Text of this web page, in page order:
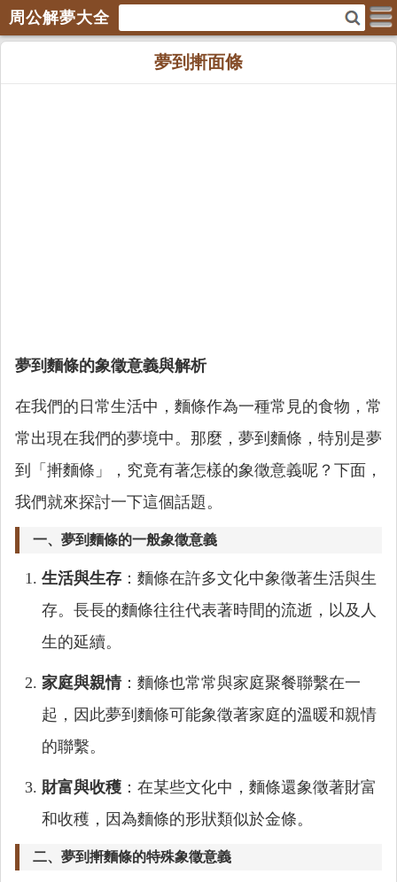
周公解夢大全
夢到搟面條
夢到麵條的象徵意義與解析
在我們的日常生活中，麵條作為一種常見的食物，常
常出現在我們的夢境中。那麼，夢到麵條，特別是夢
到「搟麵條」，究竟有著怎樣的象徵意義呢？下面，
我們就來探討一下這個話題。
一、夢到麵條的一般象徵意義
生活與生存 ：麵條在許多文化中象徵著生活與生
存。長長的麵條往往代表著時間的流逝，以及人
生的延續。
家庭與親情：麵條也常常與家庭聚餐聯繫在一
起，因此夢到麵條可能象徵著家庭的溫暖和親情
的聯繫。
財富與收穫 ：在某些文化中，麵條還象徵著財富
和收穫，因為麵條的形狀類似於金條。
二、夢到搟麵條的特殊象徵意義